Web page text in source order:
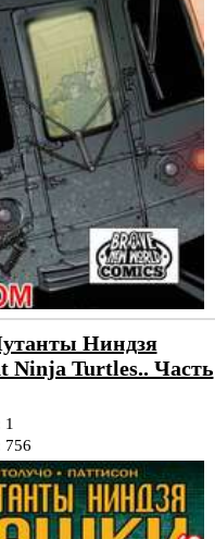
Ниндзя
Ninja Turtles.. Часть
1
756